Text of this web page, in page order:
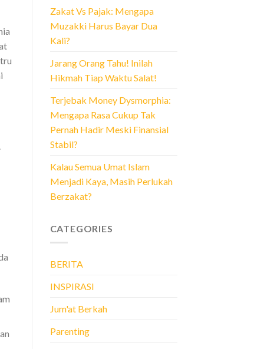
Zakat Vs Pajak: Mengapa
Muzakki Harus Bayar Dua
Kali?
Jarang Orang Tahu! Inilah
Hikmah Tiap Waktu Salat!
Terjebak Money Dysmorphia:
Mengapa Rasa Cukup Tak
Pernah Hadir Meski Finansial
Stabil?
Kalau Semua Umat Islam
Menjadi Kaya, Masih Perlukah
Berzakat?
CATEGORIES
BERITA
INSPIRASI
Jum'at Berkah
Parenting